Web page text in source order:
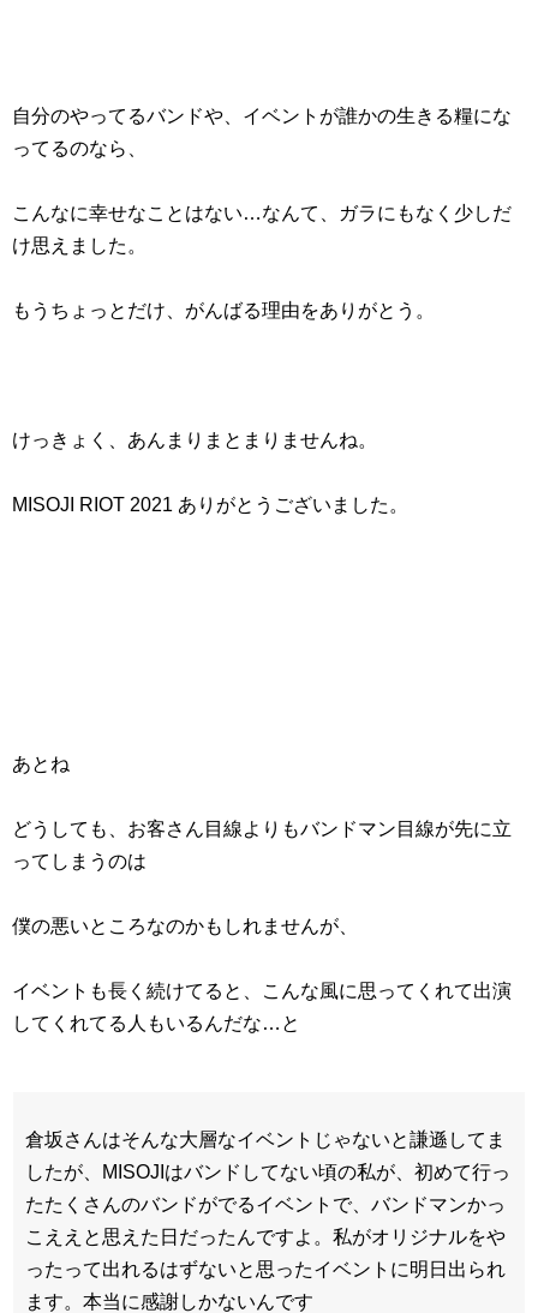
自分のやってるバンドや、イベントが誰かの生きる糧にな
ってるのなら、
こんなに幸せなことはない…なんて、ガラにもなく少しだ
け思えました。
もうちょっとだけ、がんばる理由をありがとう。
けっきょく、あんまりまとまりませんね。
MISOJI RIOT 2021 ありがとうございました。
あとね
どうしても、お客さん目線よりもバンドマン目線が先に立
ってしまうのは
僕の悪いところなのかもしれませんが、
イベントも長く続けてると、こんな風に思ってくれて出演
してくれてる人もいるんだな…と
倉坂さんはそんな大層なイベントじゃないと謙遜してま
したが、MISOJIはバンドしてない頃の私が、初めて行っ
たたくさんのバンドがでるイベントで、バンドマンかっ
こええと思えた日だったんですよ。私がオリジナルをや
ったって出れるはずないと思ったイベントに明日出られ
ます。本当に感謝しかないんです